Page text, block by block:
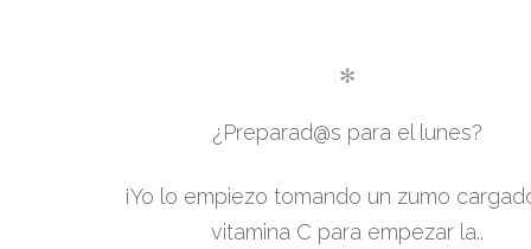
✻
¿Preparad@s para el lunes?
¡Yo lo empiezo tomando un zumo
vitamina C para empezar la..